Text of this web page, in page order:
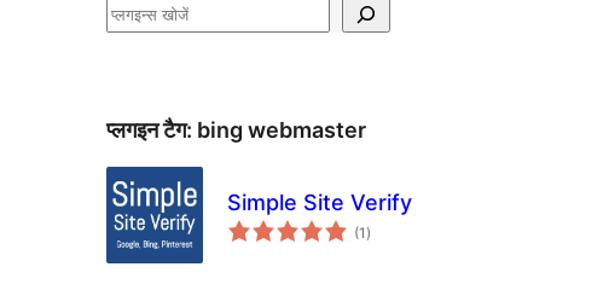
खोजें
प्लगइन टैग: bing webmaster
Simple Site Verify
(1 कुल
दर)